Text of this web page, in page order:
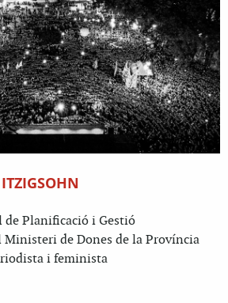
Planificació i Gestió
de Dones de la Província
i feminista